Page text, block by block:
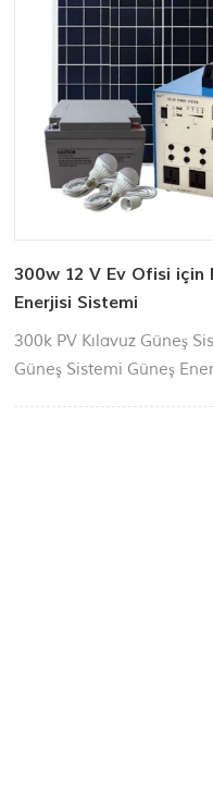
300w 12 V Ev Ofisi için
Enerjisi Sistemi
300k PV Kılavuz Güneş
Güneş Sistemi Güneş